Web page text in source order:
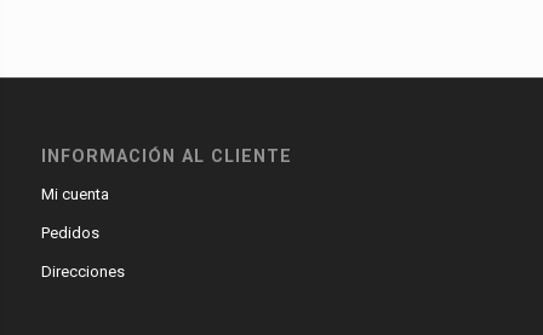
INFORMACIÓN AL CLIENTE
Mi cuenta
Pedidos
Direcciones